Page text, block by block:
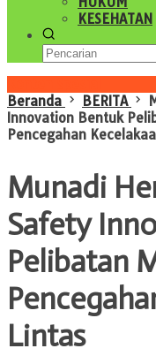
KESEHATAN
Beranda
BERITA
Innovation Bentuk
Pencegahan
Munadi
Safety
Pelibatan
Lintas